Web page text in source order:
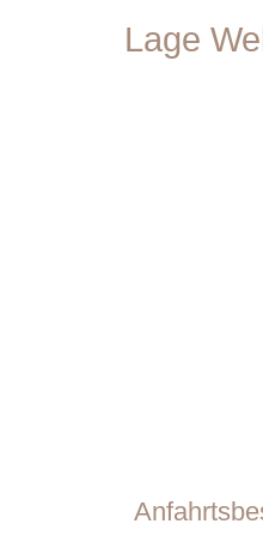
Lage